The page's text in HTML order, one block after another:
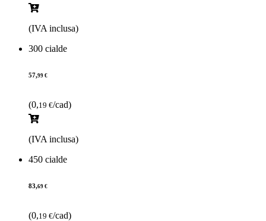
(IVA inclusa)
300 cialde
57,99 €
(0,19 €/cad)
(IVA inclusa)
450 cialde
83,69 €
(0,19 €/cad)